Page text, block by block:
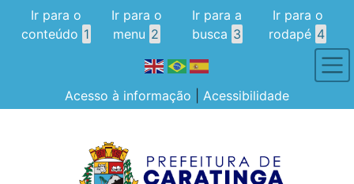
Ir para o
conteúdo 1
Ir para o
menu 2
Ir para a
busca 3
Ir para o
rodapé 4
Acesso à informação Acessibilidade